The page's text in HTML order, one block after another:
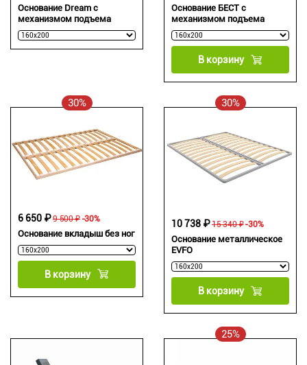
Основание Dream c
механизмом подъема
Основание БЕСТ с
механизмом подъема
В корзину
30%
Основание вкладыш без ног
9 500 ₽
6 650 ₽ -30%
В корзину
30%
Основание металлическое
EVFO
15 340 ₽
10 738 ₽ -30%
В корзину
25%